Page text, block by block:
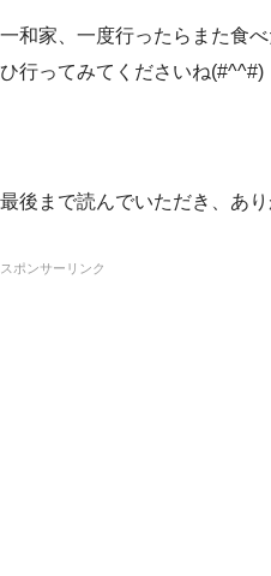
一和家、一度行ったらまた食
ひ行ってみてくださいね(#^^#)
最後まで読んでいただき、あ
スポンサーリンク